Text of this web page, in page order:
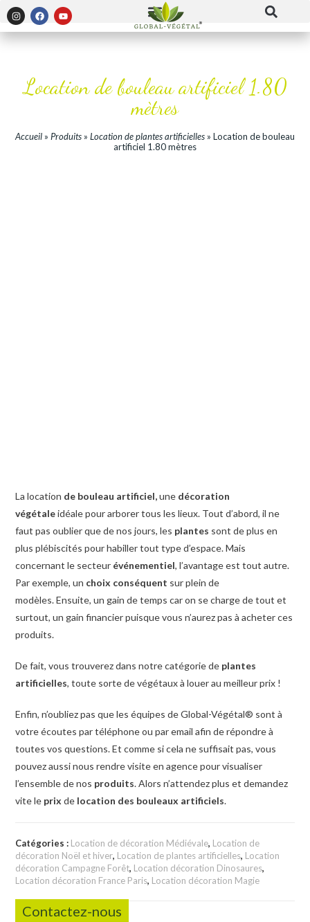
Location de bouleau artificiel 1.80
mètres
Accueil » Produits » Location de plantes artificielles » Location de bouleau
artificiel 1.80 mètres
La location de bouleau artificiel,une décoration
végétaleidéale pour arborer tous les lieux. Tout d’abord, il ne
faut pas oublier que de nos jours, les plantes sont de plus en
plus plébiscités pour habiller tout type d’espace. Mais
concernant le secteur événementiel, l’avantage est tout autre.
Par exemple, un choix conséquent sur plein de
modèles. Ensuite, un gain de temps car on se charge de tout et
surtout, un gain financier puisque vous n’aurez pas à acheter ces
produits.
De fait, vous trouverez dans notre catégorie de plantes
artificielles, toute sorte de végétaux à louer au meilleur prix !
Enfin, n’oubliez pas que les équipes de Global-Végétal® sont à
votre écoutes par téléphone ou par email afin de répondre à
toutes vos questions. Et comme si cela ne suffisait pas, vous
pouvez aussi nous rendre visite en agence pour visualiser
l’ensemble de nos produits. Alors n’attendez plus et demandez
vite le prixde location des bouleaux artificiels.
Catégories : Location de décoration Médiévale, Location de
décoration Noël et hiver, Location de plantes artificielles, Location
décoration Campagne Forêt, Location décoration Dinosaures,
Location décoration France Paris, Location décoration Magie
Contactez-nous